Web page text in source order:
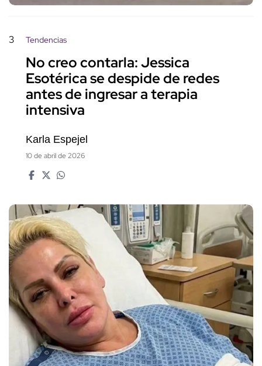
3 Tendencias
No creo contarla: Jessica
Esotérica se despide de redes
antes de ingresar a terapia
intensiva
Karla Espejel
10 de abril de 2026